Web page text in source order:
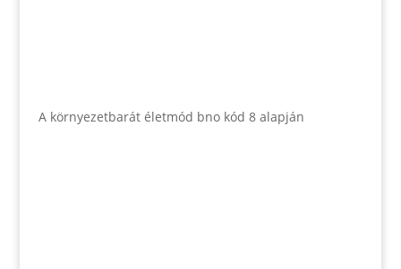
A környezetbarát életmód bno kód 8 alapján